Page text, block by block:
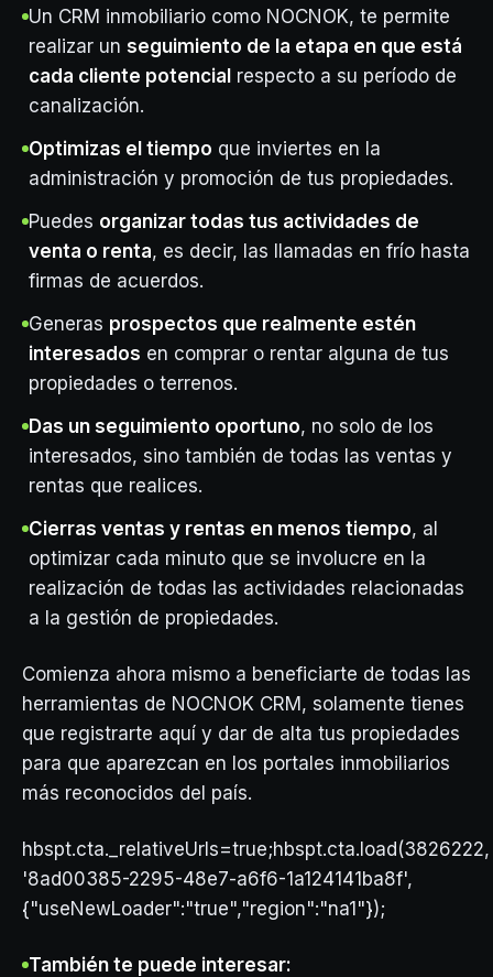
Un CRM inmobiliario como NOCNOK, te permite
realizar un seguimiento de la etapa en que está
cada cliente potencial respecto a su período de
canalización.
Optimizas el tiempo que inviertes en la
administración y promoción de tus propiedades.
Puedes organizar todas tus actividades de
venta o renta, es decir, las llamadas en frío hasta
firmas de acuerdos.
Generas prospectos que realmente estén
interesados en comprar o rentar alguna de tus
propiedades o terrenos.
Das un seguimiento oportuno, no solo de los
interesados, sino también de todas las ventas y
rentas que realices.
Cierras ventas y rentas en menos tiempo, al
optimizar cada minuto que se involucre en la
realización de todas las actividades relacionadas
a la gestión de propiedades.
Comienza ahora mismo a beneficiarte de todas las
herramientas de NOCNOK CRM, solamente tienes
que registrarte aquí y dar de alta tus propiedades
para que aparezcan en los portales inmobiliarios
más reconocidos del país.
hbspt.cta._relativeUrls=true;hbspt.cta.load(3826222,
'8ad00385-2295-48e7-a6f6-1a124141ba8f',
{"useNewLoader":"true","region":"na1"});
También te puede interesar: